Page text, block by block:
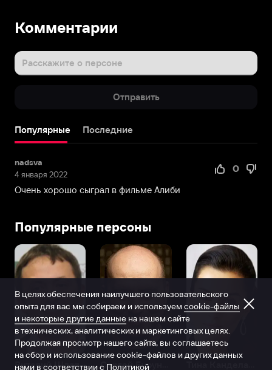
Комментарии
Расскажите о персоне
Отправить
Популярные Последние
nadsva
4 января 2022
0
Очень хорошо сыграл в фильме Алиби
Популярные персоны
Виталий Шляппо
В целях обеспечения наилучшего пользовательского
опыта для вас мы собираем и используем cookie-файлы
и некоторые другие данные на нашем сайте
в технических, аналитических и маркетинговых целях.
Продолжая просмотр нашего сайта, вы соглашаетесь
на сбор и использование cookie-файлов и других данных
нами в соответствии с Политикой